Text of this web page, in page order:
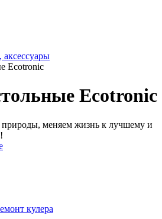
Ecotronic
Ecotronic
природы, меняем жизнь к лучшему и
кулера